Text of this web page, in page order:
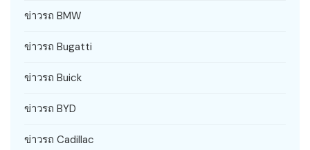
ข่าวรถ BMW
ข่าวรถ Bugatti
ข่าวรถ Buick
ข่าวรถ BYD
ข่าวรถ Cadillac